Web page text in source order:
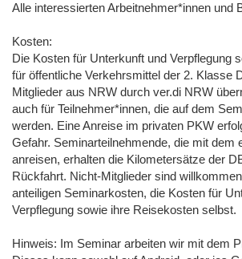
Alle interessierten Arbeitnehmer*innen und
Kosten:
Die Kosten für Unterkunft und Verpflegung
für öffentliche Verkehrsmittel der 2. Klasse
Mitglieder aus NRW durch ver.di NRW
auch für Teilnehmer*innen, die auf dem
werden. Eine Anreise im privaten PKW
Gefahr. Seminarteilnehmende, die mit dem
anreisen, erhalten die Kilometersätze der
Rückfahrt. Nicht-Mitglieder sind
anteiligen Seminarkosten, die Kosten für
Verpflegung sowie ihre Reisekosten selbst.
Hinweis: Im Seminar arbeiten wir mit dem